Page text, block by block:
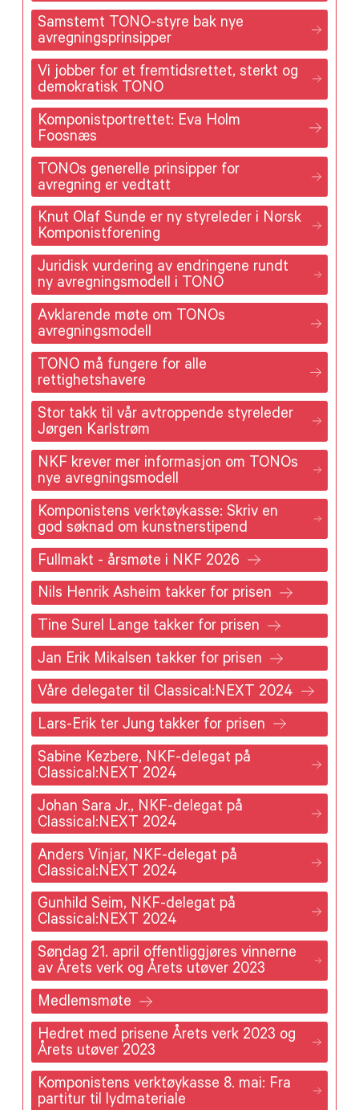
Samstemt TONO-styre bak nye
avregningsprinsipper
Vi jobber for et fremtidsrettet, sterkt og
demokratisk TONO
Komponistportrettet: Eva Holm
Foosnæs
TONOs generelle prinsipper for
avregning er vedtatt
Knut Olaf Sunde er ny styreleder i Norsk
Komponistforening
Juridisk vurdering av endringene rundt
ny avregningsmodell i TONO
Avklarende møte om TONOs
avregningsmodell
TONO må fungere for alle
rettighetshavere
Stor takk til vår avtroppende styreleder
Jørgen Karlstrøm
NKF krever mer informasjon om TONOs
nye avregningsmodell
Komponistens verktøykasse: Skriv en
god søknad om kunstnerstipend
Fullmakt - årsmøte i NKF 2026
Nils Henrik Asheim takker for prisen
Tine Surel Lange takker for prisen
Jan Erik Mikalsen takker for prisen
Våre delegater til Classical:NEXT 2024
Lars-Erik ter Jung takker for prisen
Sabine Kezbere, NKF-delegat på
Classical:NEXT 2024
Johan Sara Jr., NKF-delegat på
Classical:NEXT 2024
Anders Vinjar, NKF-delegat på
Classical:NEXT 2024
Gunhild Seim, NKF-delegat på
Classical:NEXT 2024
Søndag 21. april offentliggjøres vinnerne
av Årets verk og Årets utøver 2023
Medlemsmøte
Hedret med prisene Årets verk 2023 og
Årets utøver 2023
Komponistens verktøykasse 8. mai: Fra
partitur til lydmateriale